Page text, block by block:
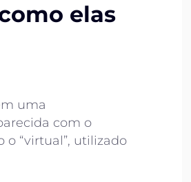
elas
uma
com o
“virtual”, utilizado